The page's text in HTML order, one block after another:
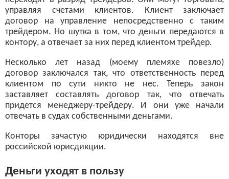
управляя счетами клиентов. Клиент заключает
договор на управление непосредственно с таким
трейдером. Но шутка в том, что деньги передаются в
контору, а отвечает за них перед клиентом трейдер.
Несколько лет назад (моему племяхе повезло)
договор заключался так, что ответственность перед
клиентом по сути никто не нес. Теперь закон
заставляет составлять договор так, что отвечать
придется менеджеру-трейдеру. И они уже начали
отвечать в судах собственными деньгами.
Конторы зачастую юридически находятся вне
российской юрисдикции.
Деньги уходят в пользу